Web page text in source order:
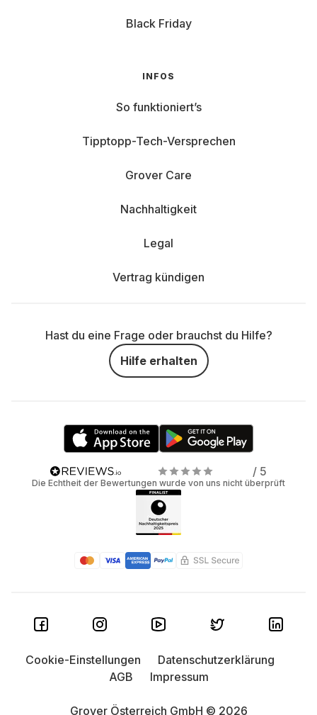
Black Friday
INFOS
So funktioniert’s
Tipptopp-Tech-Versprechen
Grover Care
Nachhaltigkeit
Legal
Vertrag kündigen
Hast du eine Frage oder brauchst du Hilfe?
Hilfe erhalten
/ 5
Die Echtheit der Bewertungen wurde von uns nicht überprüft
Grover Österreich GmbH © 2026
Cookie-Einstellungen
Datenschutzerklärung
AGB
Impressum